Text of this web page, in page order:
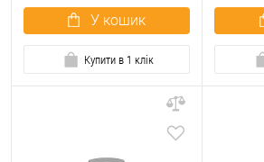
У кошик
Купити в 1 клік